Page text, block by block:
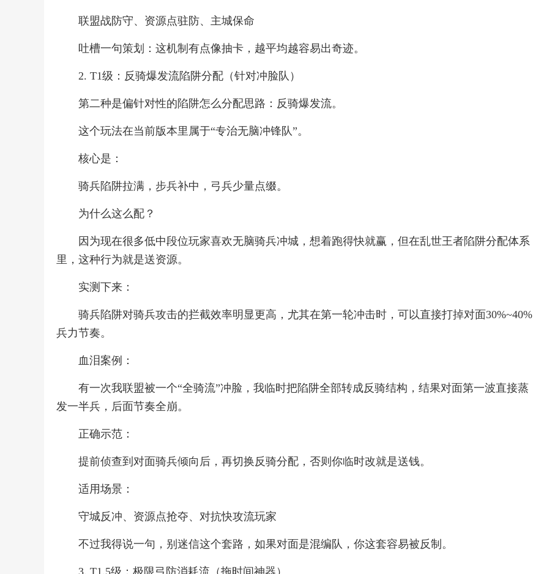
联盟战防守、资源点驻防、主城保命
吐槽一句策划：这机制有点像抽卡，越平均越容易出奇迹。
2. T1级：反骑爆发流陷阱分配（针对冲脸队）
第二种是偏针对性的陷阱怎么分配思路：反骑爆发流。
这个玩法在当前版本里属于“专治无脑冲锋队”。
核心是：
骑兵陷阱拉满，步兵补中，弓兵少量点缀。
为什么这么配？
因为现在很多低中段位玩家喜欢无脑骑兵冲城，想着跑得快就赢，但在乱世王者陷阱分配体系
里，这种行为就是送资源。
实测下来：
骑兵陷阱对骑兵攻击的拦截效率明显更高，尤其在第一轮冲击时，可以直接打掉对面30%~40%
兵力节奏。
血泪案例：
有一次我联盟被一个“全骑流”冲脸，我临时把陷阱全部转成反骑结构，结果对面第一波直接蒸
发一半兵，后面节奏全崩。
正确示范：
提前侦查到对面骑兵倾向后，再切换反骑分配，否则你临时改就是送钱。
适用场景：
守城反冲、资源点抢夺、对抗快攻流玩家
不过我得说一句，别迷信这个套路，如果对面是混编队，你这套容易被反制。
3. T1.5级：极限弓防消耗流（拖时间神器）